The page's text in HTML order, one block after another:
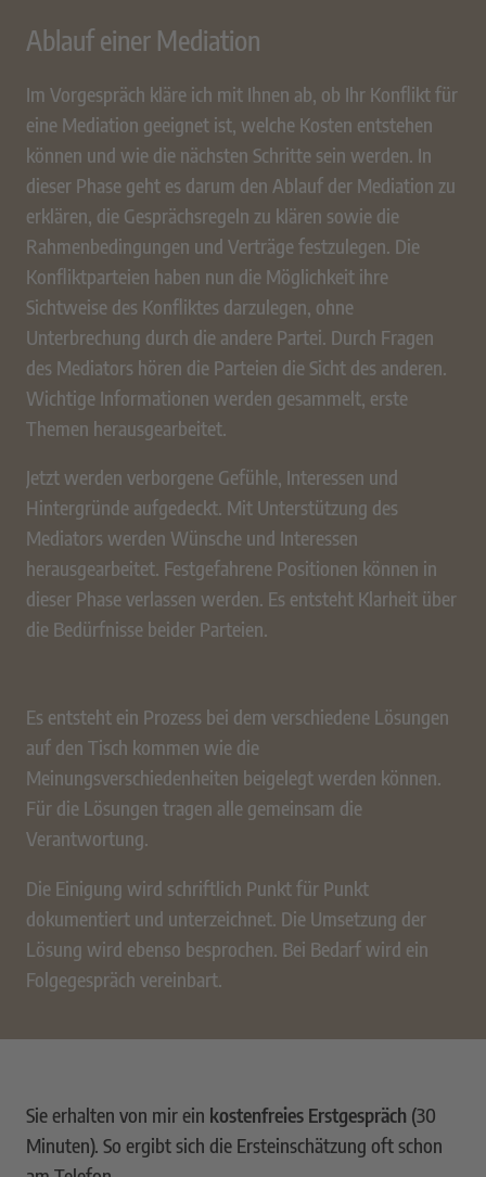
Ablauf einer Mediation
Im Vorgespräch kläre ich mit Ihnen ab, ob Ihr Konflikt für
eine Mediation geeignet ist, welche Kosten entstehen
können und wie die nächsten Schritte sein werden. In
dieser Phase geht es darum den Ablauf der Mediation zu
erklären, die Gesprächsregeln zu klären sowie die
Rahmenbedingungen und Verträge festzulegen. Die
Konfliktparteien haben nun die Möglichkeit ihre
Sichtweise des Konfliktes darzulegen, ohne
Unterbrechung durch die andere Partei. Durch Fragen
des Mediators hören die Parteien die Sicht des anderen.
Wichtige Informationen werden gesammelt, erste
Themen herausgearbeitet.
Jetzt werden verborgene Gefühle, Interessen und
Hintergründe aufgedeckt. Mit Unterstützung des
Mediators werden Wünsche und Interessen
herausgearbeitet. Festgefahrene Positionen können in
dieser Phase verlassen werden. Es entsteht Klarheit über
die Bedürfnisse beider Parteien.
Es entsteht ein Prozess bei dem verschiedene Lösungen
auf den Tisch kommen wie die
Meinungsverschiedenheiten beigelegt werden können.
Für die Lösungen tragen alle gemeinsam die
Verantwortung.
Die Einigung wird schriftlich Punkt für Punkt
dokumentiert und unterzeichnet. Die Umsetzung der
Lösung wird ebenso besprochen. Bei Bedarf wird ein
Folgegespräch vereinbart.
Sie erhalten von mir ein kostenfreies Erstgespräch (30
Minuten). So ergibt sich die Ersteinschätzung oft schon